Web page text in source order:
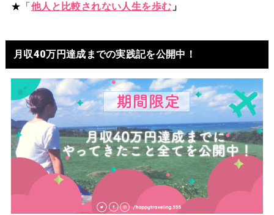
★「他人と比較されない人生を歩む 」
月収40万円達成までの実践記を公開中！